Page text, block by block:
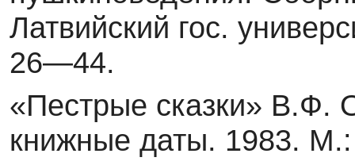
Латвийский гос.
26—44.
«Пестрые сказки» В.Ф.
книжные даты. 1983.